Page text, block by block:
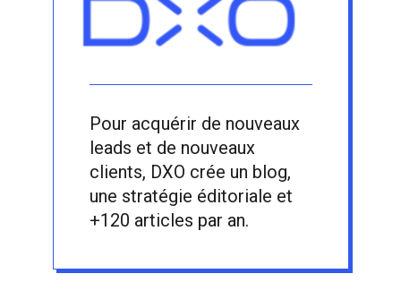
Pour acquérir de nouveaux
leads et de nouveaux
clients, DXO crée un blog,
une stratégie éditoriale et
+120 articles par an.